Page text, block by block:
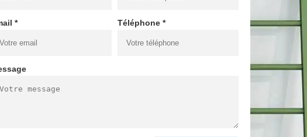
* Téléphone *